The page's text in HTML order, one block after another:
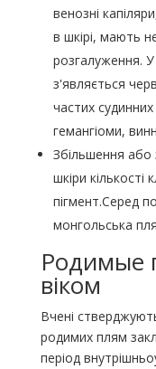
венозні
в шкірі, мають
розгалуження. У
з'являється
частих
гемангіоми,
Збільшення або
шкіри
пігмент.Серед
монгольська
Родимые
віком
Вчені
родимих ​​плям
період